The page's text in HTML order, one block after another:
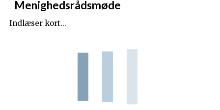
Menighedsrådsmøde
Indlæser kort...